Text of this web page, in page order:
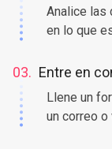
Analice las
en lo que
03. Entre en
Llene un
un correo